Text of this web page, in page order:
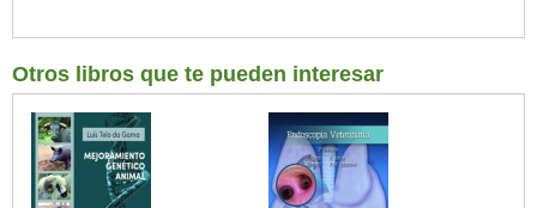
Otros libros que te pueden interesar